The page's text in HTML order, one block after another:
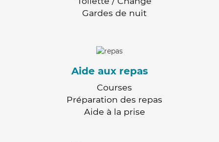
Gardes de nuit
Aide aux repas
Courses
Préparation des repas
Aide à la prise